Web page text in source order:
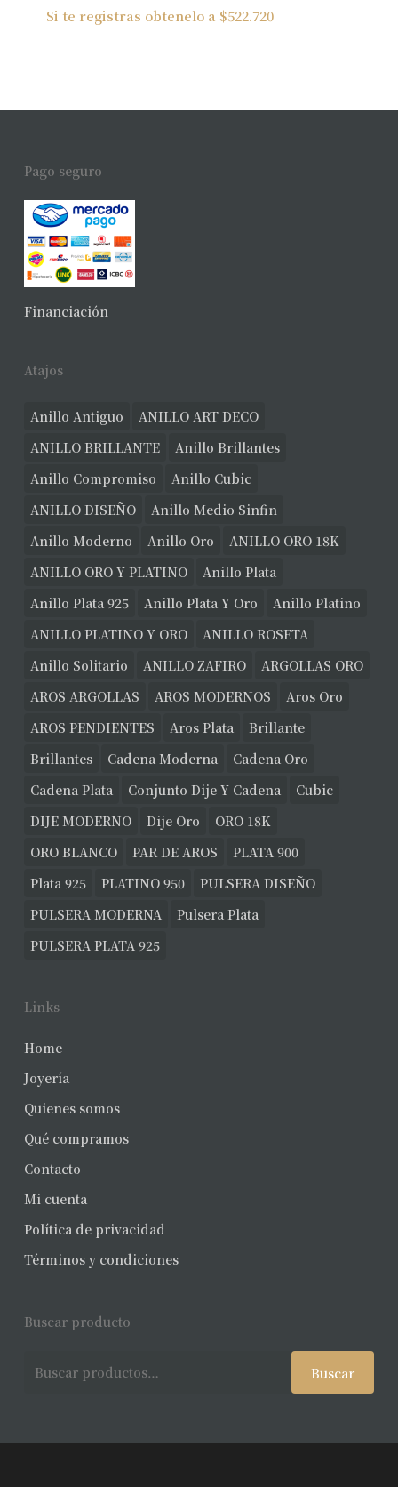
Si te registras obtenelo a $522.720
Pago seguro
Financiación
Atajos
Anillo Antiguo
ANILLO ART DECO
ANILLO BRILLANTE
Anillo Brillantes
Anillo Compromiso
Anillo Cubic
ANILLO DISEÑO
Anillo Medio Sinfin
Anillo Moderno
Anillo Oro
ANILLO ORO 18K
ANILLO ORO Y PLATINO
Anillo Plata
Anillo Plata 925
Anillo Plata Y Oro
Anillo Platino
ANILLO PLATINO Y ORO
ANILLO ROSETA
Anillo Solitario
ANILLO ZAFIRO
ARGOLLAS ORO
AROS ARGOLLAS
AROS MODERNOS
Aros Oro
AROS PENDIENTES
Aros Plata
Brillante
Brillantes
Cadena Moderna
Cadena Oro
Cadena Plata
Conjunto Dije Y Cadena
Cubic
DIJE MODERNO
Dije Oro
ORO 18K
ORO BLANCO
PAR DE AROS
PLATA 900
Plata 925
PLATINO 950
PULSERA DISEÑO
PULSERA MODERNA
Pulsera Plata
PULSERA PLATA 925
Links
Home
Joyería
Quienes somos
Qué compramos
Contacto
Mi cuenta
Política de privacidad
Términos y condiciones
Buscar producto
Buscar